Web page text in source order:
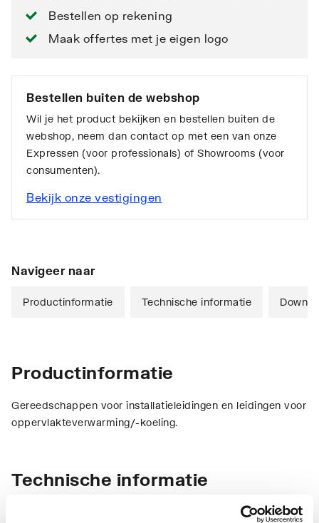
Bestellen op rekening
Maak offertes met je eigen logo
Bestellen buiten de webshop
Wil je het product bekijken en bestellen buiten de
webshop, neem dan contact op met een van onze
Expressen (voor professionals) of Showrooms (voor
consumenten).
Bekijk onze vestigingen
Navigeer naar
Productinformatie Technische informatie
Productinformatie
Gereedschappen voor installatieleidingen en leidingen voor
oppervlakteverwarming/-koeling.
Technische informatie